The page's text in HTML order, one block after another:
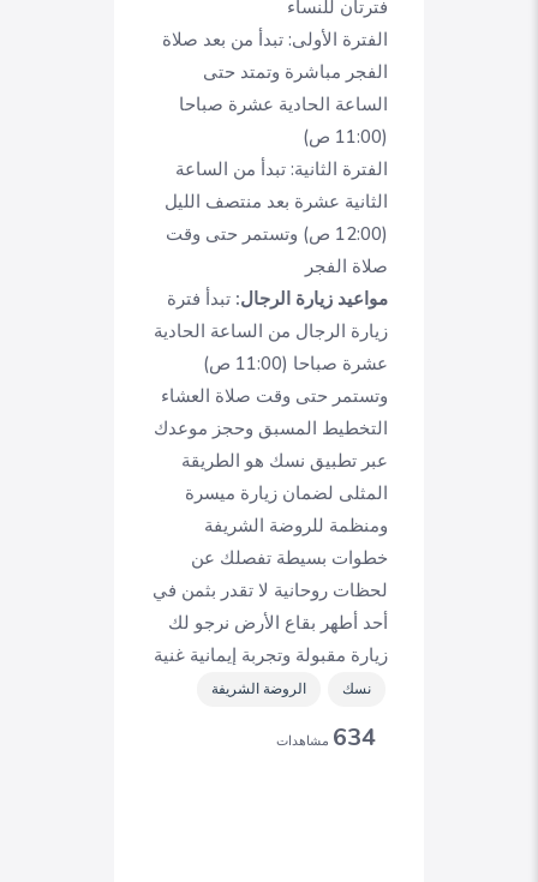
فترتان للنساء
الفترة الأولى: تبدأ من بعد صلاة
الفجر مباشرة وتمتد حتى
الساعة الحادية عشرة صباحا
(11:00 ص)
الفترة الثانية: تبدأ من الساعة
الثانية عشرة بعد منتصف الليل
(12:00 ص) وتستمر حتى وقت
صلاة الفجر
مواعيد زيارة الرجال: تبدأ فترة
زيارة الرجال من الساعة الحادية
عشرة صباحا (11:00 ص)
وتستمر حتى وقت صلاة العشاء
التخطيط المسبق وحجز موعدك
عبر تطبيق نسك هو الطريقة
المثلى لضمان زيارة ميسرة
ومنظمة للروضة الشريفة
خطوات بسيطة تفصلك عن
لحظات روحانية لا تقدر بثمن في
أحد أطهر بقاع الأرض نرجو لك
زيارة مقبولة وتجربة إيمانية غنية
نسك الروضة الشريفة
634 مشاهدات